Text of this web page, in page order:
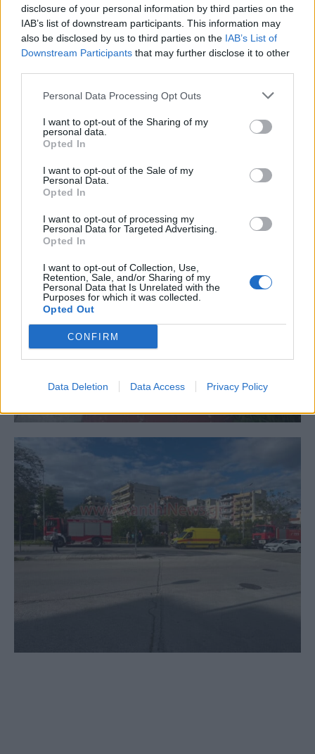
disclosure of your personal information by third parties on the
IAB’s list of downstream participants. This information may
also be disclosed by us to third parties on the IAB’s List of
Downstream Participants that may further disclose it to other
Personal Data Processing Opt Outs
I want to opt-out of the Sharing of my
personal data.
Opted In
I want to opt-out of the Sale of my
Personal Data.
Opted In
I want to opt-out of processing my
Personal Data for Targeted Advertising.
Opted In
I want to opt-out of Collection, Use,
Retention, Sale, and/or Sharing of my
Personal Data that Is Unrelated with the
Purposes for which it was collected.
Opted Out
CONFIRM
Data Deletion Data Access Privacy Policy
άκρα.